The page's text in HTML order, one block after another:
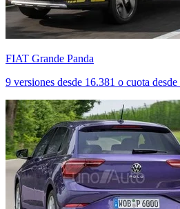
FIAT Grande Panda
9 versiones desde 16.381 o cuota desde